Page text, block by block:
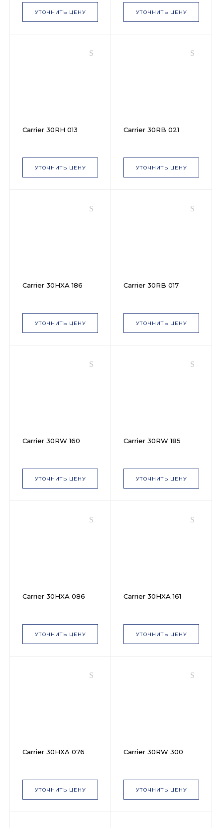
УТОЧНИТЬ ЦЕНУ УТОЧНИТЬ ЦЕНУ
Carrier 30RH 013
УТОЧНИТЬ ЦЕНУ
Carrier 30RB 021
УТОЧНИТЬ ЦЕНУ
Carrier 30HXA 186
УТОЧНИТЬ ЦЕНУ
Carrier 30RB 017
УТОЧНИТЬ ЦЕНУ
Carrier 30RW 160
УТОЧНИТЬ ЦЕНУ
Carrier 30RW 185
УТОЧНИТЬ ЦЕНУ
Carrier 30HXA 086
УТОЧНИТЬ ЦЕНУ
Carrier 30HXA 161
УТОЧНИТЬ ЦЕНУ
Carrier 30HXA 076
УТОЧНИТЬ ЦЕНУ
Carrier 30RW 300
УТОЧНИТЬ ЦЕНУ